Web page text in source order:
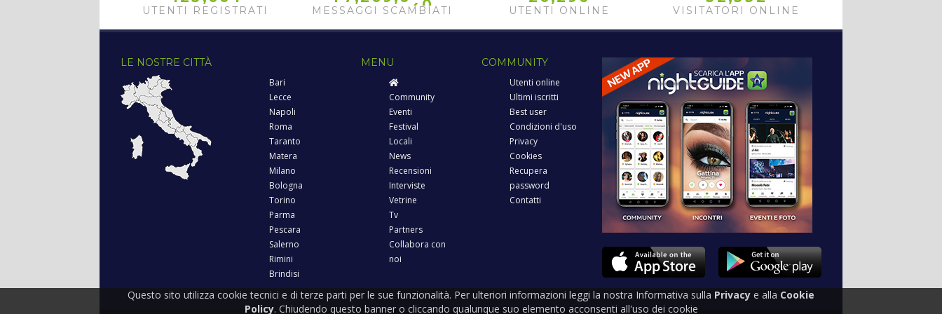
UTENTI REGISTRATI MESSAGGI SCAMBIATI UTENTI ONLINE VISITATORI ONLINE
LE NOSTRE CITTÀ
Bari
Lecce
Napoli
Roma
Taranto
Matera
Milano
Bologna
Torino
Parma
Pescara
Salerno
Rimini
Brindisi
MENU
Community
Eventi
Festival
Locali
News
Recensioni
Interviste
Vetrine
Tv
Partners
Collabora con
noi
COMMUNITY
Utenti online
Ultimi iscritti
Best user
Condizioni d'uso
Privacy
Cookies
Recupera
password
Contatti
Questo sito utilizza cookie tecnici e di terze parti per le sue funzionalità. Per ulteriori informazioni leggi la nostra Informativa sulla Privacy e alla Cookie
Policy. Chiudendo questo banner o cliccando qualunque suo elemento acconsenti all'uso dei cookie